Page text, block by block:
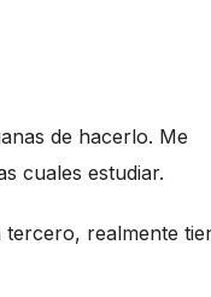
de hacerlo. Me
cuales estudiar.
realmente